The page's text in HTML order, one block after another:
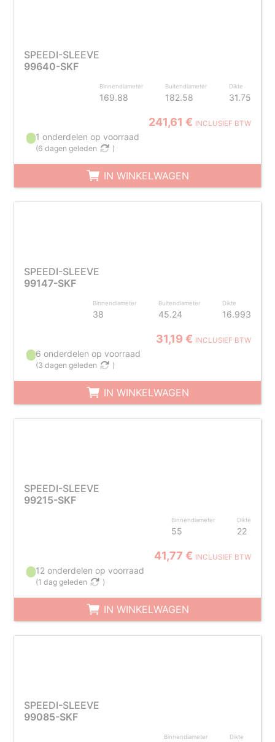
SPEEDI-SLEEVE
99640-SKF
Binnendiameter
169.88
Buitendiameter
182.58
Dikte
31.75
241,61 € INCLUSIEF BTW
1 onderdelen op voorraad
(6 dagen geleden )
IN WINKELWAGEN
SPEEDI-SLEEVE
99147-SKF
Binnendiameter
38
Buitendiameter
45.24
Dikte
16.993
31,19 € INCLUSIEF BTW
6 onderdelen op voorraad
(3 dagen geleden )
IN WINKELWAGEN
SPEEDI-SLEEVE
99215-SKF
Binnendiameter
55
Dikte
22
41,77 € INCLUSIEF BTW
12 onderdelen op voorraad
(1 dag geleden )
IN WINKELWAGEN
SPEEDI-SLEEVE
99085-SKF
Binnendiameter Dikte